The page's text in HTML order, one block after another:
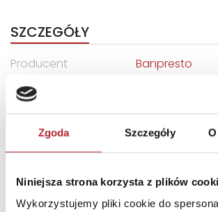
Zgoda Szczegóły
Niniejsza strona korzysta z plików
Wykorzystujemy pliki cookie do
SZCZEGÓŁY
Producent
Banpresto
Kod EAN
Sprzedaż od
2023-09-12
Rodzaj
Zabawki
Zwrot towaru
Brak prawa